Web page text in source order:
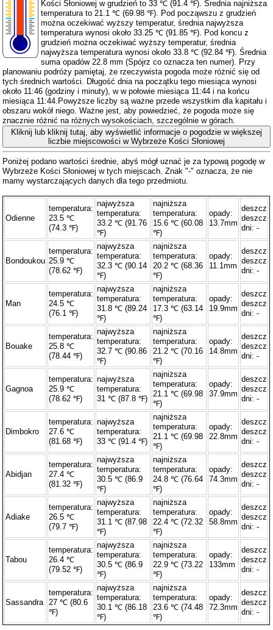
Kości Słoniowej w grudzień to 33 ℃ (91.4 ℉). Średnia najniższa
temperatura to 21.1 ℃ (69.98 ℉). Pod począwszu z grudzień
można oczekiwać wyższy temperatur, średnia najwyższa
temperatura wynosi około 33.25 ℃ (91.85 ℉). Pod koncu z
grudzień można oczekiwać wyższy temperatur, średnia
najwyższa temperatura wynosi około 33.8 ℃ (92.84 ℉). Średnia
suma opadów 22.8 mm (Spójrz co oznacza ten numer). Przy
planowaniu podróży pamiętaj, że rzeczywista pogoda może różnić się od
tych średnich wartości. Długość dnia na początku tego miesiąca wynosi
około 11:46 (godziny i minuty), w w połowie miesiąca 11:44 i na końcu
miesiąca 11:44.Powyższe liczby są ważne przede wszystkim dla kapitału i
obszaru wokół niego. Ważne jest, aby powiedzieć, że pogoda może się
znacznie różnić na różnych wysokościach, szczególnie w górach.
Kliknij lub kliknij tutaj, aby wyświetlić informacje o pogodzie w większej
liczbie miejscowości w Wybrzeże Kości Słoniowej
Poniżej podano wartości średnie, abyś mógł uznać je za typową pogodę w
Wybrzeże Kości Słoniowej w tych miejscach. Znak "-" oznacza, że ​​nie
mamy wystarczających danych dla tego przedmiotu.
Odienne
temperatura:
23.5 ℃
(74.3 ℉)
najwyższa
temperatura:
33.2 ℃ (91.76
℉)
najniższa
temperatura:
15.6 ℃ (60.08
℉)
opady:
13.7mm
deszcz
deszcz
dni: -
Bondoukou
temperatura:
25.9 ℃
(78.62 ℉)
najwyższa
temperatura:
32.3 ℃ (90.14
℉)
najniższa
temperatura:
20.2 ℃ (68.36
℉)
opady:
11.1mm
deszcz
deszcz
dni: -
Man
temperatura:
24.5 ℃
(76.1 ℉)
najwyższa
temperatura:
31.8 ℃ (89.24
℉)
najniższa
temperatura:
17.3 ℃ (63.14
℉)
opady:
19.9mm
deszcz
deszcz
dni: -
Bouake
temperatura:
25.8 ℃
(78.44 ℉)
najwyższa
temperatura:
32.7 ℃ (90.86
℉)
najniższa
temperatura:
21.2 ℃ (70.16
℉)
opady:
14.8mm
deszcz
deszcz
dni: -
Gagnoa
temperatura:
25.9 ℃
(78.62 ℉)
najwyższa
temperatura:
31 ℃ (87.8 ℉)
najniższa
temperatura:
21.1 ℃ (69.98
℉)
opady:
37.9mm
deszcz
deszcz
dni: -
Dimbokro
temperatura:
27.6 ℃
(81.68 ℉)
najwyższa
temperatura:
33 ℃ (91.4 ℉)
najniższa
temperatura:
21.1 ℃ (69.98
℉)
opady:
22.8mm
deszcz
deszcz
dni: -
Abidjan
temperatura:
27.4 ℃
(81.32 ℉)
najwyższa
temperatura:
30.5 ℃ (86.9
℉)
najniższa
temperatura:
24.8 ℃ (76.64
℉)
opady:
74.3mm
deszcz
deszcz
dni: -
Adiake
temperatura:
26.5 ℃
(79.7 ℉)
najwyższa
temperatura:
31.1 ℃ (87.98
℉)
najniższa
temperatura:
22.4 ℃ (72.32
℉)
opady:
58.8mm
deszcz
deszcz
dni: -
Tabou
temperatura:
26.4 ℃
(79.52 ℉)
najwyższa
temperatura:
30.5 ℃ (86.9
℉)
najniższa
temperatura:
22.9 ℃ (73.22
℉)
opady:
133mm
deszcz
deszcz
dni: -
Sassandra
temperatura:
27 ℃ (80.6
℉)
najwyższa
temperatura:
30.1 ℃ (86.18
℉)
najniższa
temperatura:
23.6 ℃ (74.48
℉)
opady:
72.3mm
deszcz
deszcz
dni: -